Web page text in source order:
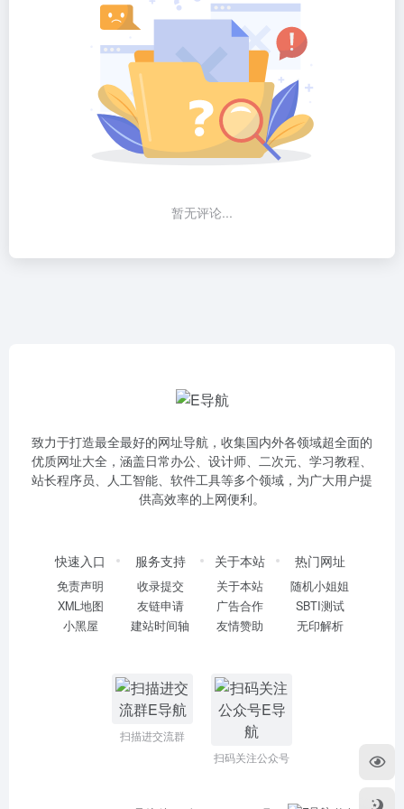
暂无评论...
致力于打造最全最好的网址导航，收集国内外各领域超全面的
优质网址大全，涵盖日常办公、设计师、二次元、学习教程、
站长程序员、人工智能、软件工具等多个领域，为广大用户提
供高效率的上网便利。
快速入口
免责声明
XML地图
小黑屋
服务支持
收录提交
友链申请
建站时间轴
关于本站
关于本站
广告合作
友情赞助
热门网址
随机小姐姐
SBTI测试
无印解析
扫描进交流群
扫码关注公众号